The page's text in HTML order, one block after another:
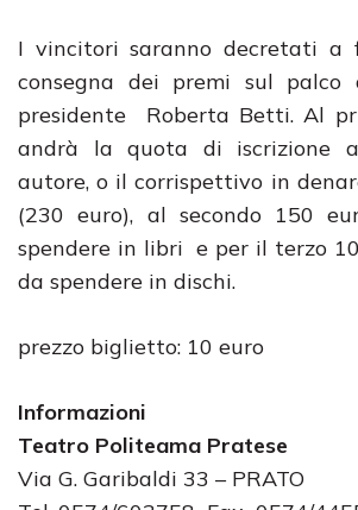
I vincitori saranno decretati a
consegna dei premi sul
presidente Roberta Betti. Al
andrà la quota di iscrizione
autore, o il corrispettivo in
(230 euro), al secondo 150
spendere in libri e per il terzo
da spendere in dischi.
prezzo biglietto: 10 euro
Informazioni
Teatro Politeama Pratese
Via G. Garibaldi 33 – PRATO